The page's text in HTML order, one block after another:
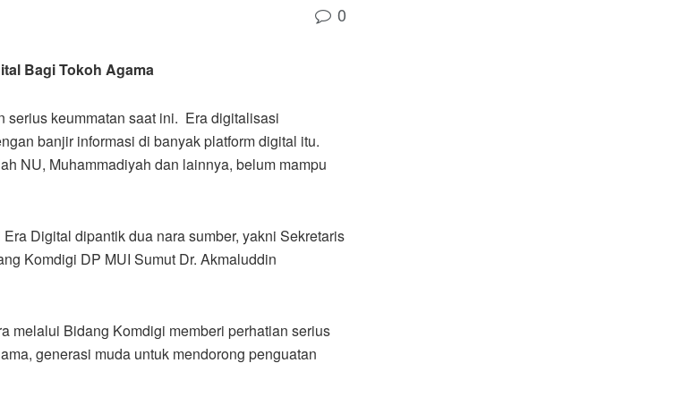
0
Bagi Tokoh Agama
keummatan saat ini. Era digitalisasi
banjir informasi di banyak platform digital itu.
NU, Muhammadiyah dan lainnya, belum mampu
Digital dipantik dua nara sumber, yakni Sekretaris
Komdigi DP MUI Sumut Dr. Akmaluddin
melalui Bidang Komdigi memberi perhatian serius
generasi muda untuk mendorong penguatan